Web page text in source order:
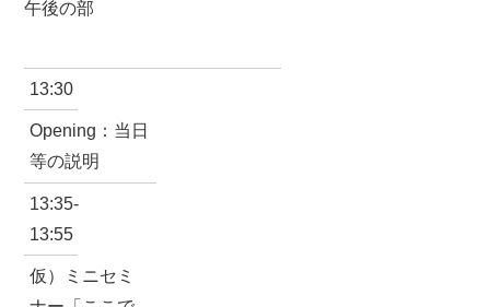
午後の部
13:30
Opening：当日
等の説明
13:35-
13:55
仮）ミニセミ